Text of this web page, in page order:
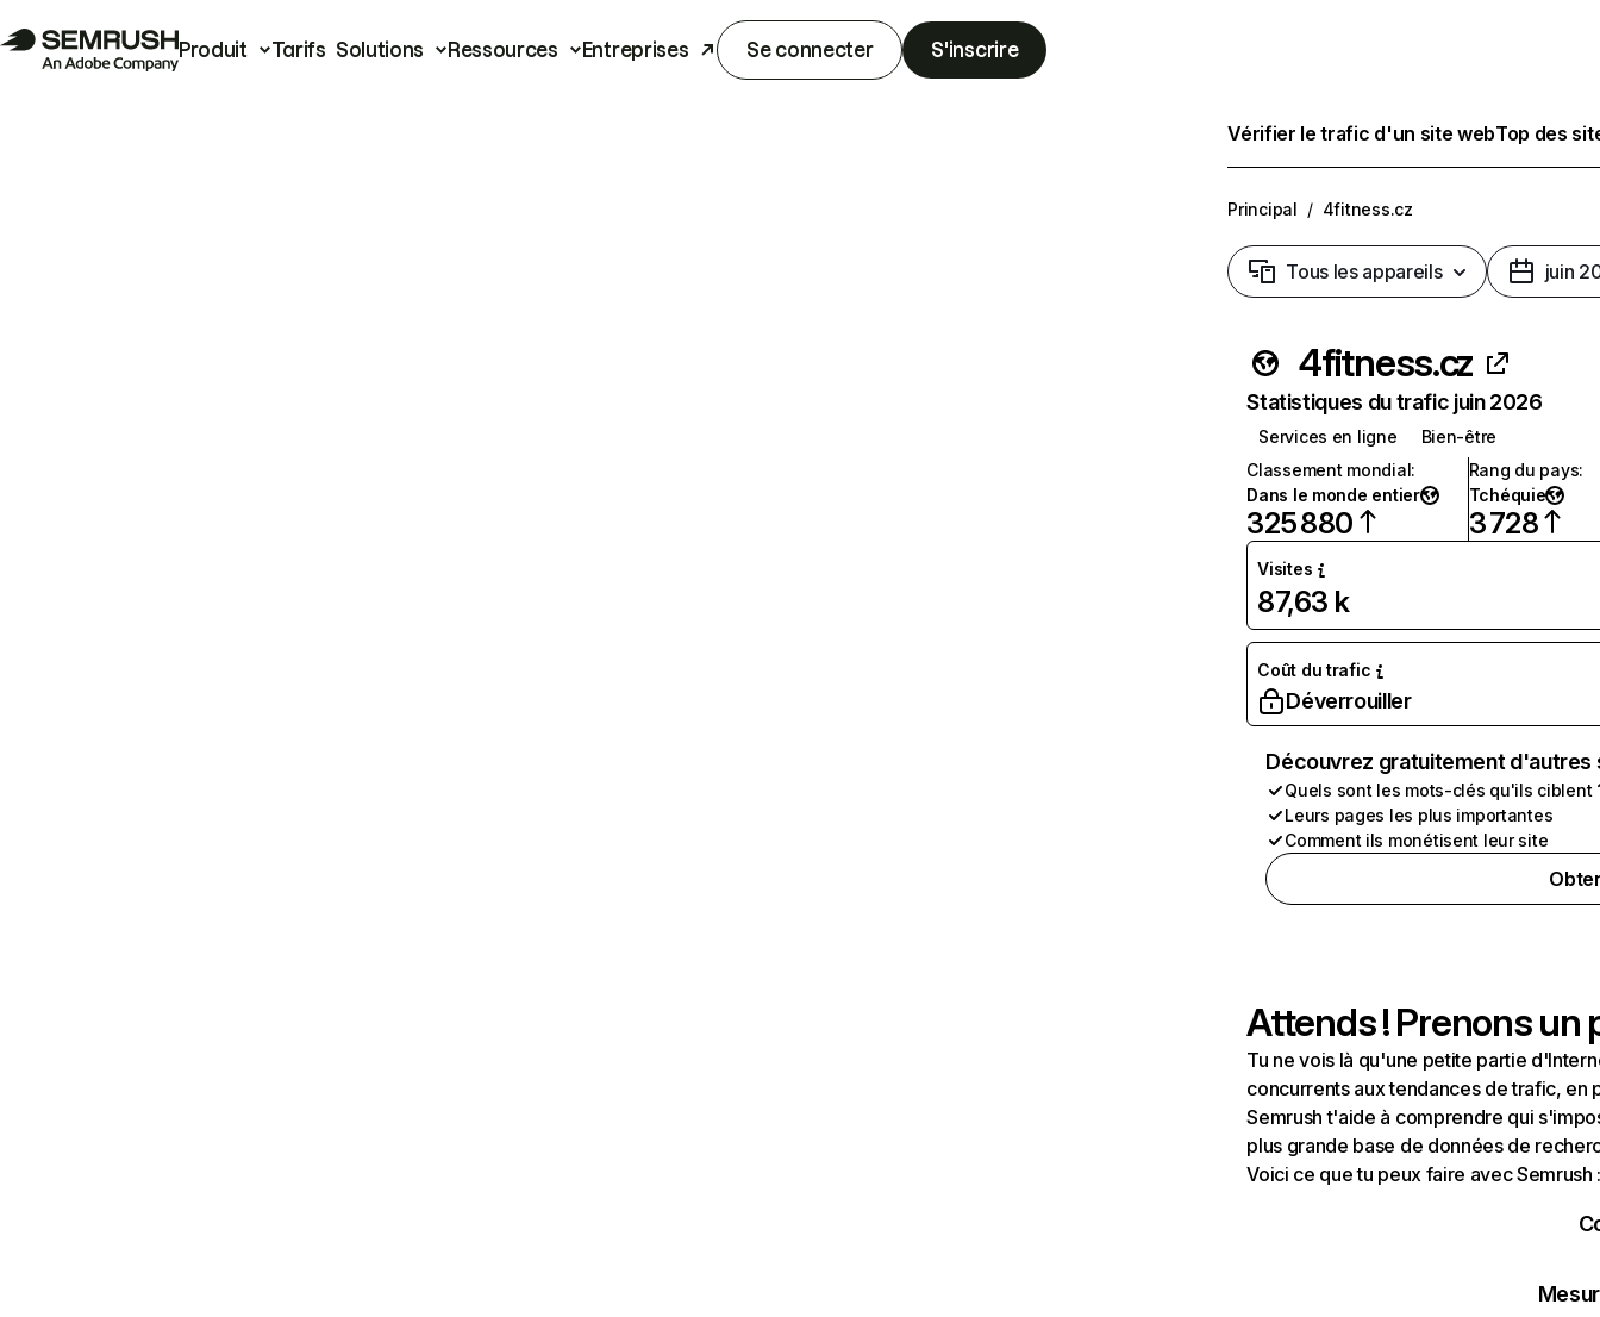
Produit Tarifs Solutions Ressources Entreprises Se connecter S'inscrire
Vérifier le trafic d'un site webTop des
Principal / 4fitness.cz
Tous les appareils juin
4fitness.cz
Statistiques du trafic juin 2026
Services en ligne
Bien-être
Classement mondial:
Dans le monde entier
325 880
Rang du pays:
Tchéquie
3 728
Visites
87,63 k
Coût du trafic
Déverrouiller
Découvrez gratuitement
Quels sont les mots-clés qu'ils ciblent
Leurs pages les plus importantes
Comment ils monétisent leur site
Attends ! Prenons un
Tu ne vois là qu'une petite partie
concurrents aux tendances de trafic, en
Semrush t'aide à comprendre qui
plus grande base de données de
Voici ce que tu peux faire avec Semrush